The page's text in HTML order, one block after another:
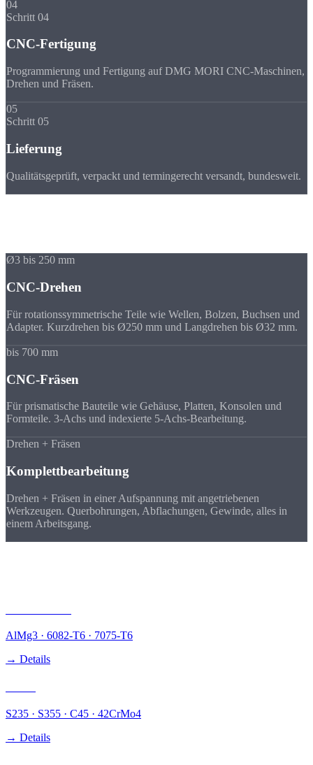
04
Schritt 04
CNC-Fertigung
Programmierung und Fertigung auf DMG MORI CNC-Maschinen,
Drehen und Fräsen.
05
Schritt 05
Lieferung
Qualitätsgeprüft, verpackt und termingerecht versandt, bundesweit.
Ø3 bis 250 mm
CNC-Drehen
Für rotationssymmetrische Teile wie Wellen, Bolzen, Buchsen und
Adapter. Kurzdrehen bis Ø250 mm und Langdrehen bis Ø32 mm.
bis 700 mm
CNC-Fräsen
Für prismatische Bauteile wie Gehäuse, Platten, Konsolen und
Formteile. 3-Achs und indexierte 5-Achs-Bearbeitung.
Drehen + Fräsen
Komplettbearbeitung
Drehen + Fräsen in einer Aufspannung mit angetriebenen
Werkzeugen. Querbohrungen, Abflachungen, Gewinde, alles in
einem Arbeitsgang.
AlMg3 · 6082-T6 · 7075-T6
→ Details
S235 · S355 · C45 · 42CrMo4
→ Details